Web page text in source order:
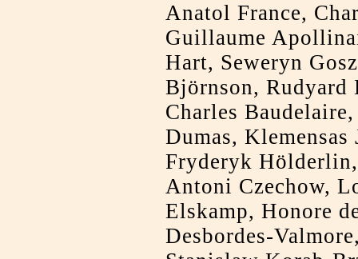
Anatol France,
Guillaume
Hart, Seweryn
Björnson,
Charles
Dumas,
Fryderyk
Antoni Czechow,
Elskamp, Honore
Desbordes-